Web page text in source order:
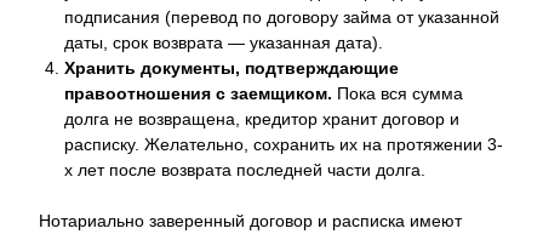
подписания (перевод по договору займа от указанной
даты, срок возврата — указанная дата).
Хранить документы, подтверждающие
правоотношения с заемщиком. Пока вся сумма
долга не возвращена, кредитор хранит договор и
расписку. Желательно, сохранить их на протяжении 3-
х лет после возврата последней части долга.
Нотариально заверенный договор и расписка имеют